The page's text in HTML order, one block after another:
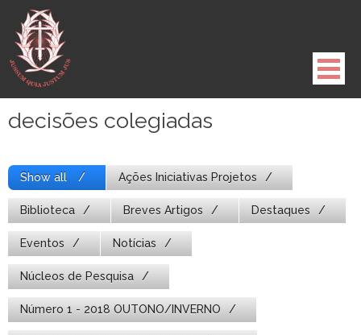
para
conteúdo
decisões colegiadas
Show all Ações Iniciativas Projetos
Biblioteca Breves Artigos Destaques
Eventos Notícias
Núcleos de Pesquisa
Número 1 - 2018 OUTONO/INVERNO